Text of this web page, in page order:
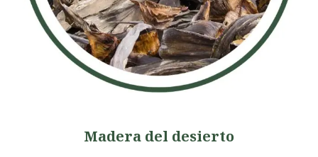
Madera del desierto